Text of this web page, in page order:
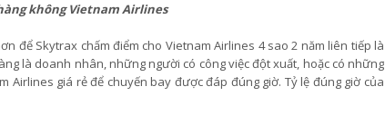
không Vietnam Airlines
để Skytrax chấm điểm cho Vietnam Airlines 4 sao 2 năm liên tiếp là
là doanh nhân, những người có công việc đột xuất, hoặc có những
giá rẻ để chuyến bay được đáp đúng giờ. Tỷ lệ đúng giờ của